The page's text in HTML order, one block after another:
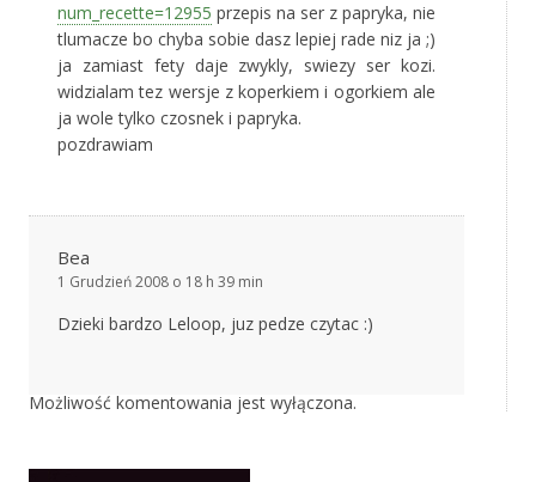
num_recette=12955 przepis na ser z papryka, nie
tlumacze bo chyba sobie dasz lepiej rade niz ja ;)
ja zamiast fety daje zwykly, swiezy ser kozi.
widzialam tez wersje z koperkiem i ogorkiem ale
ja wole tylko czosnek i papryka.
pozdrawiam
Bea
1 Grudzień 2008 o 18 h 39 min
Dzieki bardzo Leloop, juz pedze czytac :)
Możliwość komentowania jest wyłączona.